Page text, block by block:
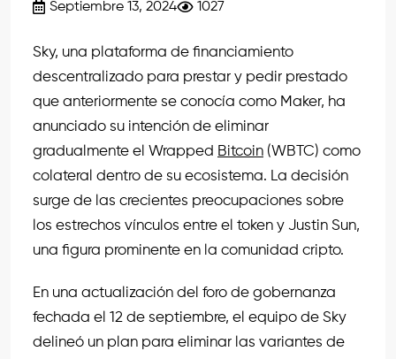
Septiembre 13, 2024 1027
Sky, una plataforma de financiamiento
descentralizado para prestar y pedir prestado
que anteriormente se conocía como Maker, ha
anunciado su intención de eliminar
gradualmente el Wrapped Bitcoin (WBTC) como
colateral dentro de su ecosistema. La decisión
surge de las crecientes preocupaciones sobre
los estrechos vínculos entre el token y Justin Sun,
una figura prominente en la comunidad cripto.
En una actualización del foro de gobernanza
fechada el 12 de septiembre, el equipo de Sky
delineó un plan para eliminar las variantes de